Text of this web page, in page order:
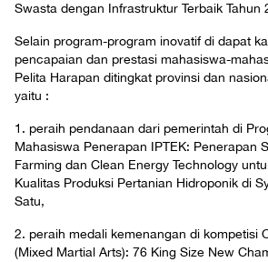
Swasta dengan Infrastruktur Terbaik Tahun
Selain program-program inovatif di dapat
pencapaian dan prestasi mahasiswa-
Pelita Harapan ditingkat provinsi dan
yaitu :
1. peraih pendanaan dari pemerintah di
Mahasiswa Penerapan IPTEK: Penerapan
Farming dan Clean Energy Technology
Kualitas Produksi Pertanian Hidroponik di
Satu,
2. peraih medali kemenangan di kompetisi
(Mixed Martial Arts): 76 King Size New